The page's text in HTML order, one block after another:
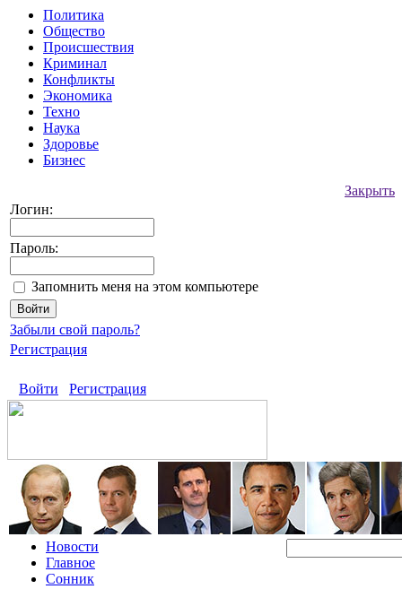
Политика
Общество
Происшествия
Криминал
Конфликты
Экономика
Техно
Наука
Здоровье
Бизнес
Закрыть
Логин:
Пароль:
Запомнить меня на этом компьютере
Забыли свой пароль?
Регистрация
Войти Регистрация
Новости
Главное
Сонник